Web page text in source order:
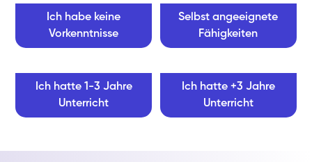
Ich habe keine
Vorkenntnisse
Selbst angeeignete
Fähigkeiten
Ich hatte 1-3 Jahre
Unterricht
Ich hatte +3 Jahre
Unterricht